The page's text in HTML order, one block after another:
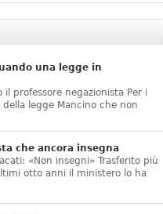
una legge in
il professore negazionista Per i
legge Mancino che non
che ancora insegna
«Non insegni» Trasferito più
otto anni il ministero lo ha